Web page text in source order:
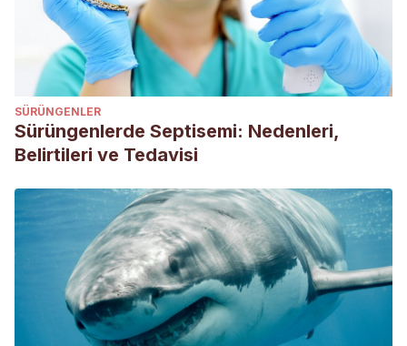
kPSALlWDBDTHKjSK
Ejercicio para su perro.Humane Society of Utah. Recogido
el 5 de enero de 2022 de: https://www.google.com/url?
sa=t&source=web&rct=j&url=https://www.utahhumane.org/
0f5FXHRvPS5qR
SÜRÜNGENLER
Sürüngenlerde Septisemi: Nedenleri,
Belirtileri ve Tedavisi